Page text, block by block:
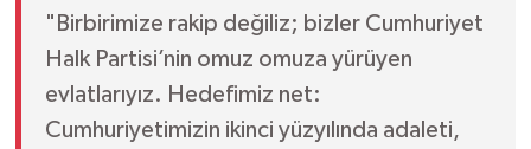
"Birbirimize rakip değiliz; bizler Cumhuriyet
Halk Partisi’nin omuz omuza yürüyen
evlatlarıyız. Hedefimiz net:
Cumhuriyetimizin ikinci yüzyılında adaleti,